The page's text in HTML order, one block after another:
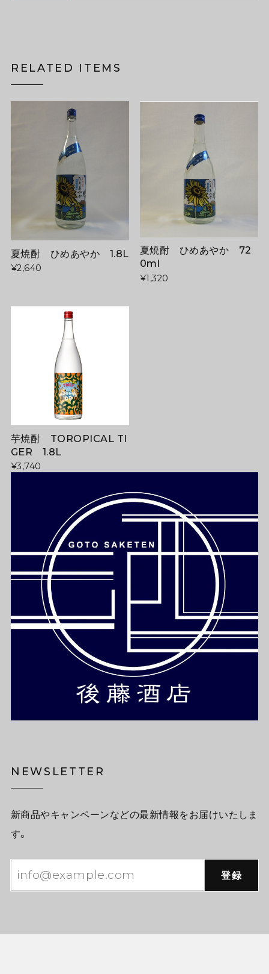
RELATED ITEMS
夏焼酎 ひめあやか 1.8L
¥2,640
夏焼酎 ひめあやか 72
0ml
¥1,320
芋焼酎 TOROPICAL TI
GER 1.8L
¥3,740
NEWSLETTER
新商品やキャンペーンなどの最新情報をお届けいたしま
す。
登録